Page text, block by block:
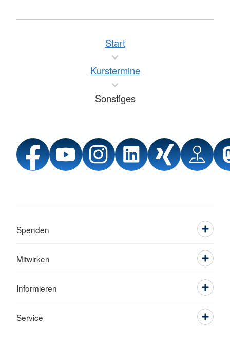
Start
Kurstermine
Sonstiges
Spenden
Mitwirken
Informieren
Service